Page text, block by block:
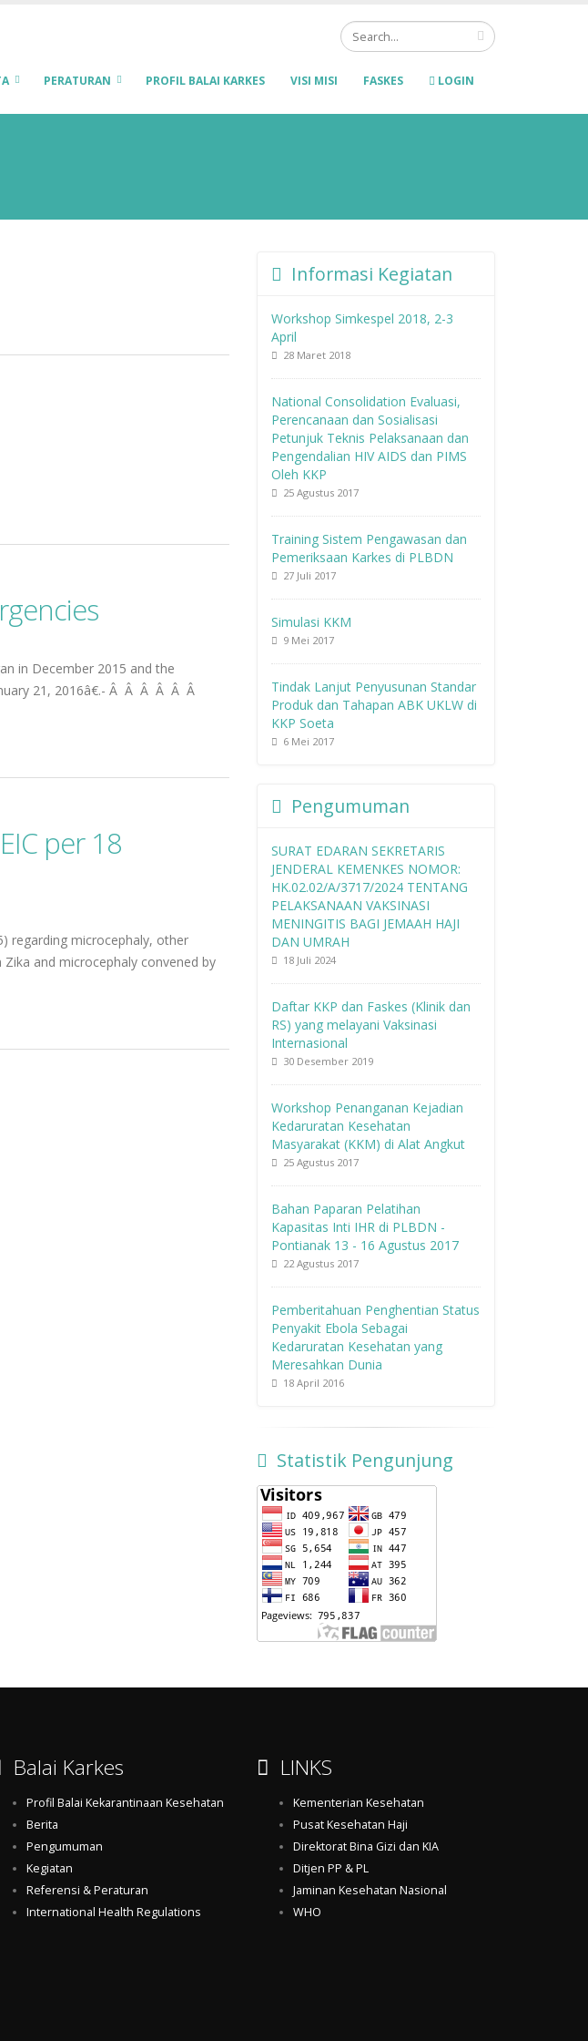
PERATURAN PROFIL BALAI KARKES VISI MISI FASKES LOGIN
in December 2015 and the
21, 2016â€.- Â Â Â Â Â Â
per 18
regarding microcephaly, other
and microcephaly convened by
Informasi Kegiatan
Workshop Simkespel 2018, 2-3
April
28 Maret 2018
National Consolidation Evaluasi,
Perencanaan dan Sosialisasi
Petunjuk Teknis Pelaksanaan dan
Pengendalian HIV AIDS dan PIMS
Oleh KKP
25 Agustus 2017
Training Sistem Pengawasan dan
Pemeriksaan Karkes di PLBDN
27 Juli 2017
Simulasi KKM
9 Mei 2017
Tindak Lanjut Penyusunan Standar
Produk dan Tahapan ABK UKLW di
KKP Soeta
6 Mei 2017
Pengumuman
SURAT EDARAN SEKRETARIS
JENDERAL KEMENKES NOMOR:
HK.02.02/A/3717/2024 TENTANG
PELAKSANAAN VAKSINASI
MENINGITIS BAGI JEMAAH HAJI
DAN UMRAH
18 Juli 2024
Daftar KKP dan Faskes (Klinik dan
RS) yang melayani Vaksinasi
Internasional
30 Desember 2019
Workshop Penanganan Kejadian
Kedaruratan Kesehatan
Masyarakat (KKM) di Alat Angkut
25 Agustus 2017
Bahan Paparan Pelatihan
Kapasitas Inti IHR di PLBDN -
Pontianak 13 - 16 Agustus 2017
22 Agustus 2017
Pemberitahuan Penghentian Status
Penyakit Ebola Sebagai
Kedaruratan Kesehatan yang
Meresahkan Dunia
18 April 2016
Statistik Pengunjung
Balai Karkes
Profil Balai Kekarantinaan Kesehatan
Berita
Pengumuman
Kegiatan
Referensi & Peraturan
International Health Regulations
LINKS
Kementerian Kesehatan
Pusat Kesehatan Haji
Direktorat Bina Gizi dan KIA
Ditjen PP & PL
Jaminan Kesehatan Nasional
WHO